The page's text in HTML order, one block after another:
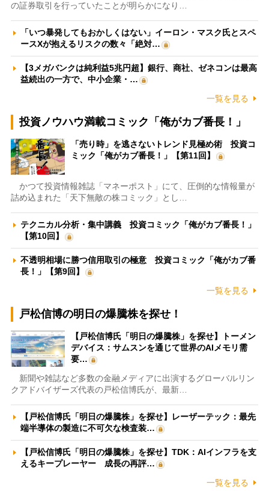
の証券取引を行っていたことが明らかになり…
「いつ暴発してもおかしくはない」イーロン・マスク氏とスペ
ースXが抱えるリスクの数々「絶対…
【3メガバンクは純利益5兆円超】銀行、商社、ゼネコンは最高
益続出の一方で、中小企業・…
一覧を見る
投資ノウハウ満載コミック「俺がカブ番長！」
「売り時」を逃さないトレンド見極め術 投資コ
ミック「俺がカブ番長！」【第11回】
かつて投資情報雑誌「マネーポスト」にて、圧倒的な情報量が
詰め込まれた「天下無敵の株コミック」とし…
テクニカル分析・集中講義 投資コミック「俺がカブ番長！」
【第10回】
不透明相場に勝つ信用取引の極意 投資コミック「俺がカブ番
長！」【第9回】
一覧を見る
戸松信博の明日の爆騰株を探せ！
【戸松信博氏「明日の爆騰株」を探せ】トーメン
デバイス：サムスンを通じて世界のAIメモリ需
要…
新聞や雑誌など多数の金融メディアに出演するグローバルリン
クアドバイザーズ代表の戸松信博氏が、最新…
【戸松信博氏「明日の爆騰株」を探せ】レーザーテック：最先
端半導体の製造に不可欠な検査装…
【戸松信博氏「明日の爆騰株」を探せ】TDK：AIインフラを支
えるキープレーヤー 成長の再評…
一覧を見る